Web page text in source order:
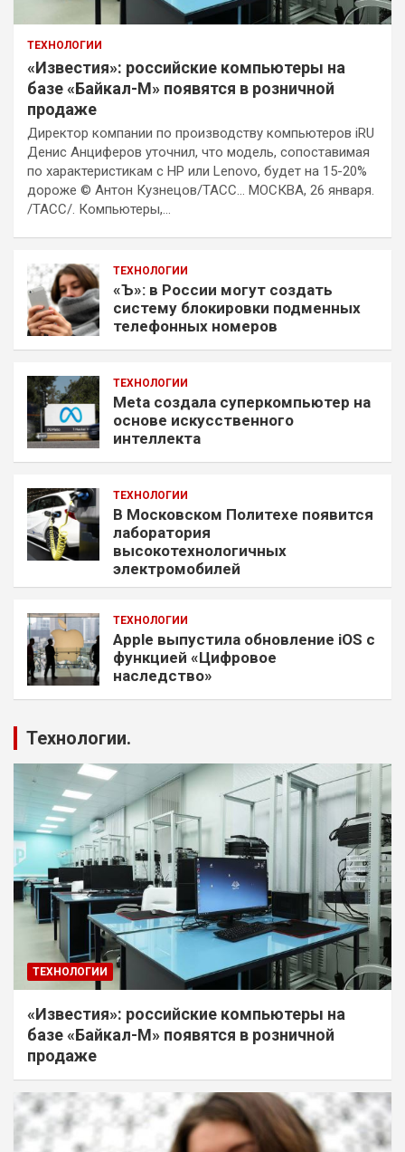
ТЕХНОЛОГИИ
«Известия»: российские компьютеры на
базе «Байкал-М» появятся в розничной
продаже
Директор компании по производству компьютеров iRU
Денис Анциферов уточнил, что модель, сопоставимая
по характеристикам с HP или Lenovo, будет на 15-20%
дороже © Антон Кузнецов/ТАСС… МОСКВА, 26 января.
/ТАСС/. Компьютеры,…
ТЕХНОЛОГИИ
«Ъ»: в России могут создать
систему блокировки подменных
телефонных номеров
ТЕХНОЛОГИИ
Meta создала суперкомпьютер на
основе искусственного
интеллекта
ТЕХНОЛОГИИ
В Московском Политехе появится
лаборатория
высокотехнологичных
электромобилей
ТЕХНОЛОГИИ
Apple выпустила обновление iOS с
функцией «Цифровое
наследство»
Технологии.
ТЕХНОЛОГИИ
«Известия»: российские компьютеры на
базе «Байкал-М» появятся в розничной
продаже